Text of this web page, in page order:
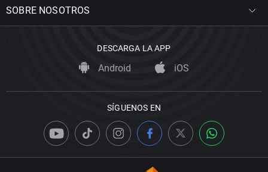
SOBRE NOSOTROS
DESCARGA LA APP
Android iOS
SÍGUENOS EN